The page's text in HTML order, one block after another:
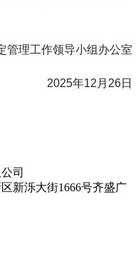
管理工作领导小组办公室
2025年12月26日
司
新泺大街1666号齐盛广